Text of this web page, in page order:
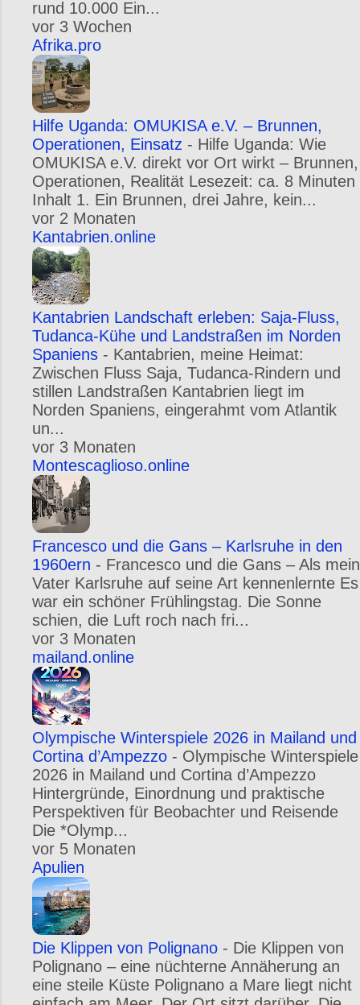
rund 10.000 Ein...
vor 3 Wochen
Afrika.pro
Hilfe Uganda: OMUKISA e.V. – Brunnen,
Operationen, Einsatz - Hilfe Uganda: Wie
OMUKISA e.V. direkt vor Ort wirkt – Brunnen,
Operationen, Realität Lesezeit: ca. 8 Minuten
Inhalt 1. Ein Brunnen, drei Jahre, kein...
vor 2 Monaten
Kantabrien.online
Kantabrien Landschaft erleben: Saja-Fluss,
Tudanca-Kühe und Landstraßen im Norden
Spaniens - Kantabrien, meine Heimat:
Zwischen Fluss Saja, Tudanca-Rindern und
stillen Landstraßen Kantabrien liegt im
Norden Spaniens, eingerahmt vom Atlantik
un...
vor 3 Monaten
Montescaglioso.online
Francesco und die Gans – Karlsruhe in den
1960ern - Francesco und die Gans – Als mein
Vater Karlsruhe auf seine Art kennenlernte Es
war ein schöner Frühlingstag. Die Sonne
schien, die Luft roch nach fri...
vor 3 Monaten
mailand.online
Olympische Winterspiele 2026 in Mailand und
Cortina d’Ampezzo - Olympische Winterspiele
2026 in Mailand und Cortina d’Ampezzo
Hintergründe, Einordnung und praktische
Perspektiven für Beobachter und Reisende
Die *Olymp...
vor 5 Monaten
Apulien
Die Klippen von Polignano - Die Klippen von
Polignano – eine nüchterne Annäherung an
eine steile Küste Polignano a Mare liegt nicht